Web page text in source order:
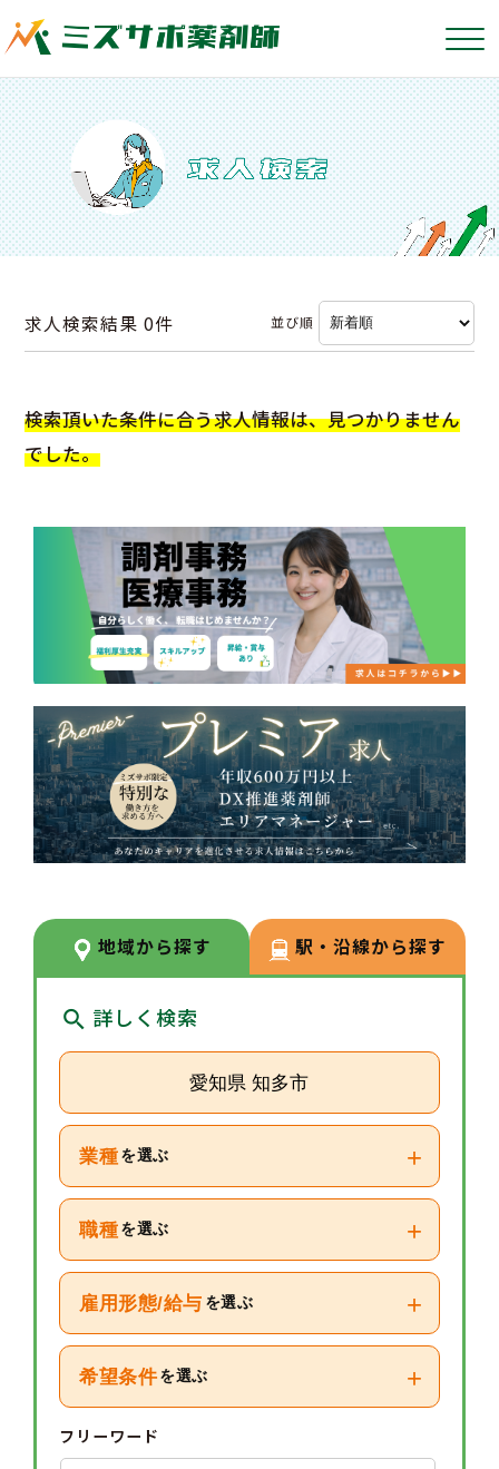
求人検索結果0件 並び順
検索頂いた条件に合う求人情報は、見つかりません
でした。
地域から探す 駅・沿線から探す
詳しく検索
愛知県 知多市
業種 を選ぶ +
職種 を選ぶ +
雇用形態/給与 を選ぶ +
希望条件 を選ぶ +
フリーワード